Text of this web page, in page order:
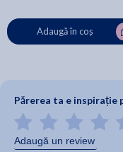
Adaugă în coș
Părerea ta e
Adaugă un review